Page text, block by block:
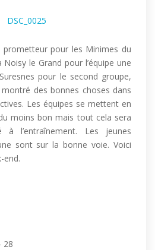
prometteur pour les Minimes du
Noisy le Grand pour l’équipe une
pour le second groupe,
des bonnes choses dans
Les équipes se mettent en
moins bon mais tout cela sera
à l’entraînement. Les jeunes
sont sur la bonne voie. Voici
end.
28